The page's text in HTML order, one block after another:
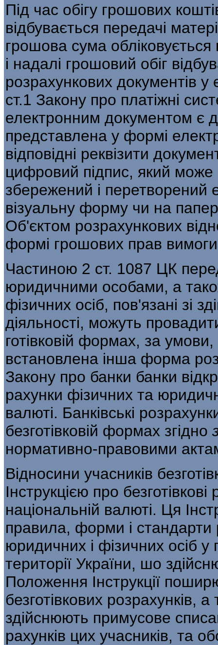
Під час обігу грошових
відбувається передачі
грошова сума
і надалі грошовий обіг
розрахункових документів
ст.1 Закону про платіжні
електронним документом є
представлена у формі
відповідні реквізити
цифровий підпис, який
збережений і перетворений
візуальну форму чи на
Об'єктом розрахункових
формі грошових прав вимоги
Частиною 2 ст. 1087 ЦК
юридичними особами, а
фізичних осіб, пов'язані зі
діяльності, можуть
готівковій формах, за
встановлена інша форма
Закону про банки банки
рахунки фізичних та
валюті. Банківські
безготівковій формах згідно
нормативно-правовими
Відносини учасників
Інструкцією про
національній валюті. Ця
правила, форми і стандарти
юридичних і фізичних осіб у
території України, шо
Положення Інструкції
безготівкових розрахунків, а
здійснюють примусове
рахунків цих учасників, та